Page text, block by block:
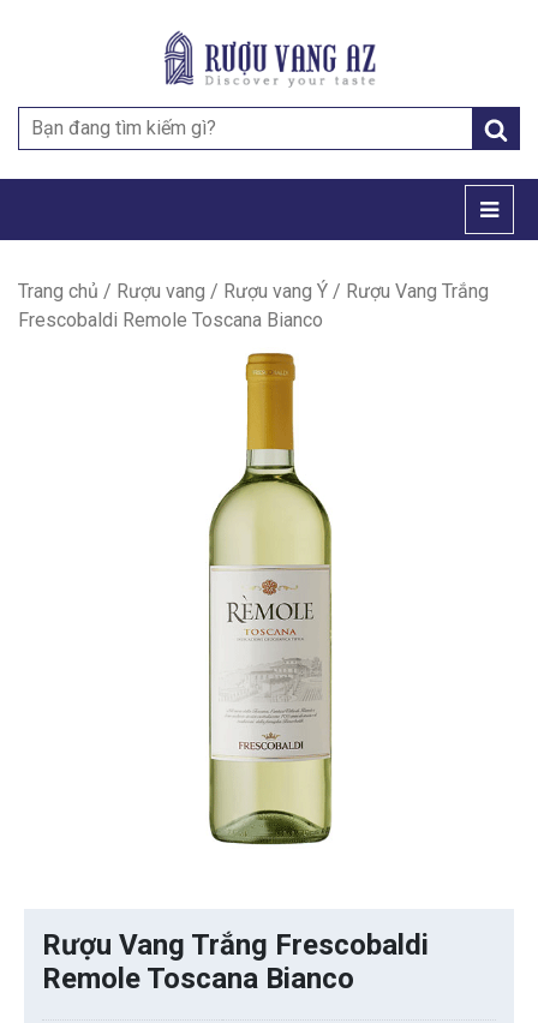
Search
for:
Trang chủ / Rượu vang / Rượu vang Ý / Rượu Vang Trắng
Frescobaldi Remole Toscana Bianco
Rượu Vang Trắng Frescobaldi
Remole Toscana Bianco